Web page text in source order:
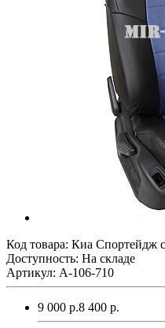
Код товара: Киа Спортейдж
Доступность: На складе
Артикул: A-106-710
9 000 р.8 400 р.